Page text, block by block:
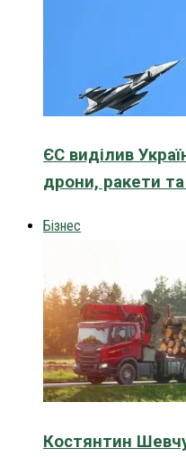
ЄС виділив
дрони, ракети
Бізнес
Костянтин